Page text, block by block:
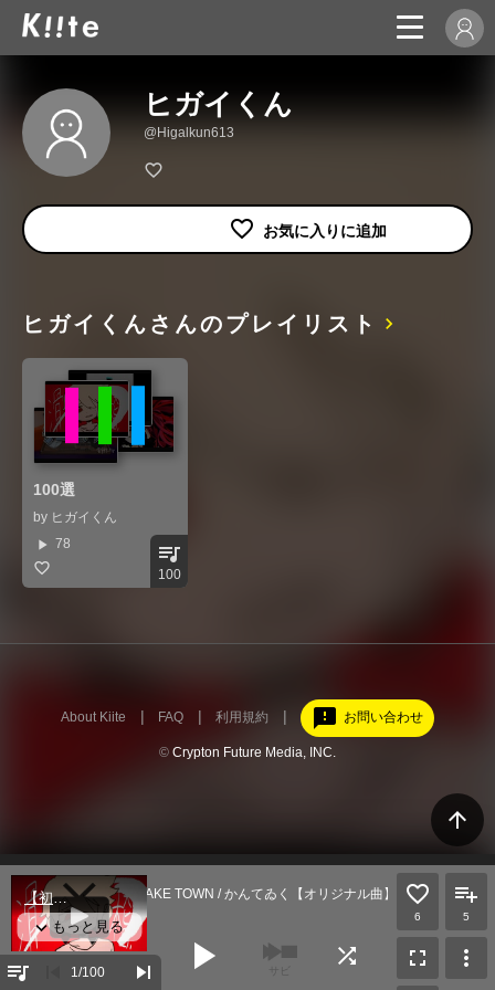
ヒガイくん
@Higalkun613
ヒガイくんさんのプレイリスト
100選
by ヒガイくん
play_arrow 78 queue_music
100
arrow_upward
About Kiite FAQ 利用規約 feedback お問い合わせ
© Crypton Future Media, INC.
queue_music 1 /100 skip_next
【初音ミク】FAKE TOWN / かんてゐく【オリジナル曲】
かんてゐく
play_arrow サビ
shuffle
6 5
fullscreen more_vert